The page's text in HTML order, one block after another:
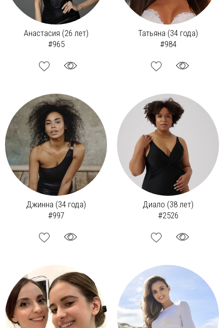
Анастасия (26 лет)
#965
Татьяна (34 года)
#984
Джинна (34 года)
#997
Диало (38 лет)
#2526